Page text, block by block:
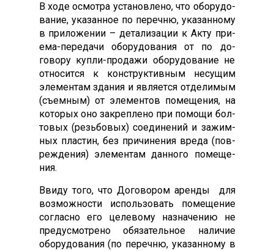
В хо­де ос­мотра ус­та­нов­ле­но, что обо­рудо­
вание, ука­зан­ное по пе­реч­ню, ука­зан­но­му
в при­ложе­нии – де­тали­зации к Ак­ту при­
ема-пе­реда­чи обо­рудо­вания от по до­
гово­ру куп­ли-про­дажи обо­рудо­вание не
от­но­сит­ся к конс­трук­тивным не­сущим
эле­мен­там зда­ния и яв­ля­ет­ся от­де­лимым
(съ­ем­ным) от эле­мен­тов по­меще­ния, на
ко­торых оно зак­репле­но при по­мощи бол­
то­вых (резь­бо­вых) со­еди­нений и за­жим­
ных плас­тин, без при­чине­ния вре­да (пов­
режде­ния) эле­мен­там дан­но­го по­меще­
ния.
Вви­ду то­го, что До­гово­ром арен­ды для
воз­можнос­ти ис­поль­зо­вать по­меще­ние
сог­ласно его це­лево­му наз­на­чению не
пре­дус­мотре­но обя­затель­ное на­личие
обо­рудо­вания (по пе­реч­ню, ука­зан­но­му в